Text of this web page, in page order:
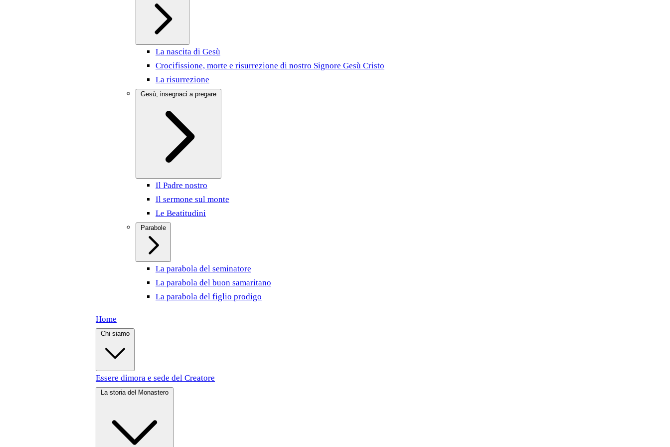
La nascita di Gesù
Crocifissione, morte e risurrezione di nostro Signore Gesù Cristo
La risurrezione
Il Padre nostro
Il sermone sul monte
Le Beatitudini
La parabola del seminatore
La parabola del buon samaritano
La parabola del figlio prodigo
Home
Essere dimora e sede del Creatore